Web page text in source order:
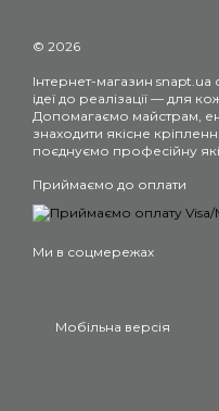
© 2026
Інтернет-магазин
ідеї до реалізації — для
Допомагаємо майстрам,
знаходити якісне
поєднуємо професійну
Приймаємо до оплати
Ми в соцмережах
Мобільна версія